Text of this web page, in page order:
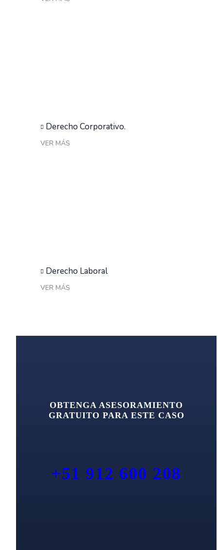
Derecho Corporativo.
VER MÁS
Derecho Laboral
VER MÁS
OBTENGA ASESORAMIENTO
GRATUITO PARA ESTE CASO
+51 912 600 208